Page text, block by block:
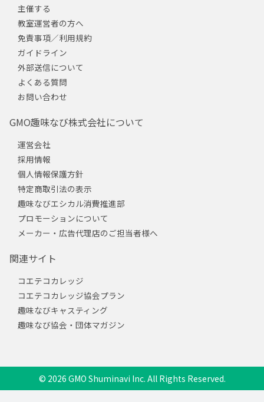
主催する
教室運営者の方へ
免責事項／利用規約
ガイドライン
外部送信について
よくある質問
お問い合わせ
GMO趣味なび株式会社について
運営会社
採用情報
個人情報保護方針
特定商取引法の表示
趣味なびエシカル消費推進部
プロモーションについて
メーカー・広告代理店のご担当者様へ
関連サイト
コエテコカレッジ
コエテコカレッジ協会プラン
趣味なびキャスティング
趣味なび協会・団体マガジン
© 2026 GMO Shuminavi Inc. All Rights Reserved.